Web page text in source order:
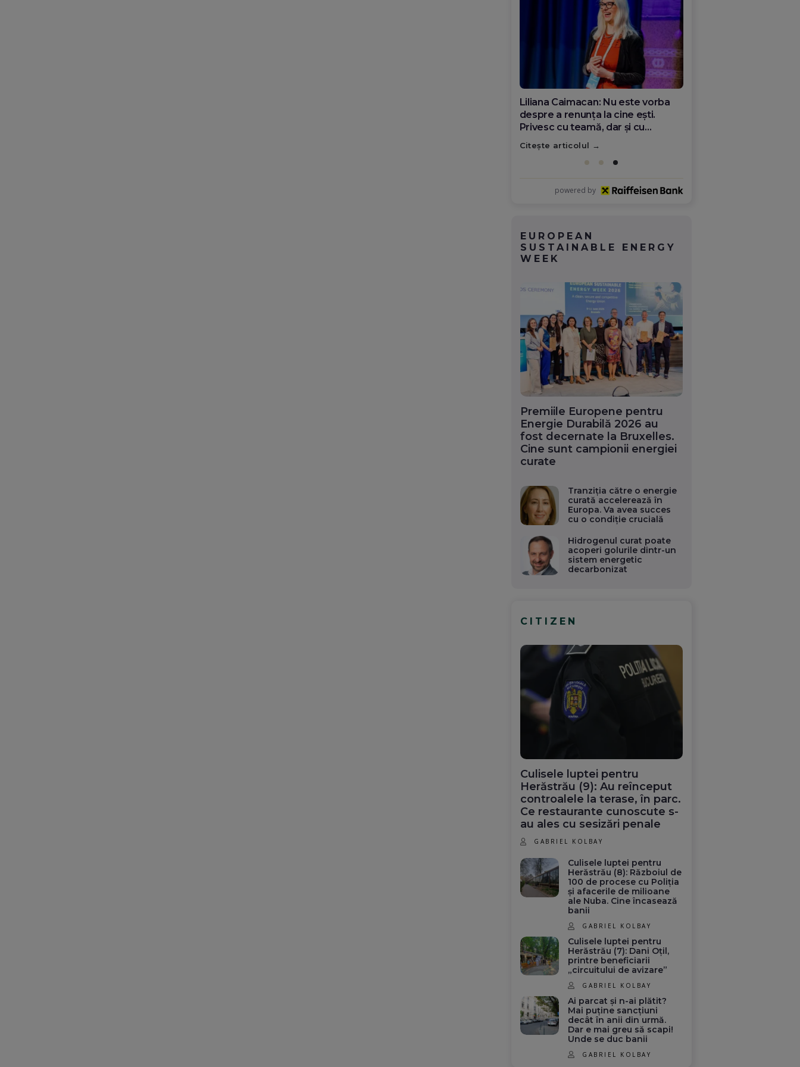
Diana Olar, românca de la Google
care demonstrează că diaspora
poate schimba România
Citește articolul
powered by
EUROPEAN
SUSTAINABLE ENERGY
WEEK
Premiile Europene pentru
Energie Durabilă 2026 au
fost decernate la Bruxelles.
Cine sunt campionii energiei
curate
Tranziția către o energie
curată accelerează în
Europa. Va avea succes
cu o condiție crucială
Hidrogenul curat poate
acoperi golurile dintr-un
sistem energetic
decarbonizat
CITIZEN
Culisele luptei pentru
Herăstrău (9): Au reînceput
controalele la terase, în parc.
Ce restaurante cunoscute s-
au ales cu sesizări penale
GABRIEL KOLBAY
Culisele luptei pentru
Herăstrău (8): Războiul de
100 de procese cu Poliția
și afacerile de milioane
ale Nuba. Cine încasează
banii
GABRIEL KOLBAY
Culisele luptei pentru
Herăstrău (7): Dani Oțil,
printre beneficiarii
„circuitului de avizare”
GABRIEL KOLBAY
Ai parcat și n-ai plătit?
Mai puține sancțiuni
decât în anii din urmă.
Dar e mai greu să scapi!
Unde se duc banii
GABRIEL KOLBAY